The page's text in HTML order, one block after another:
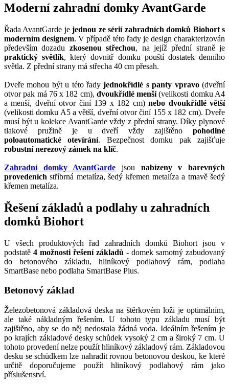
Moderní zahradní domky AvantGarde
Řada AvantGarde jejednou ze sérií zahradních domků Biohort s
moderním designem. V případě této řady je design charakterizován
především dozadu zkosenou střechou, na jejíž přední straně je
praktický světlík, který dovnitř domku pouští dostatek denního
světla. Z přední strany má střecha 40 cm přesah.
Dveře mohou být u této řadyjednokřídlé s panty vpravo(dveřní
otvor pak má 76 x 182 cm), dvoukřídlé menší(velikosti domku A4
a menší, dveřní otvor činí 139 x 182 cm)nebo dvoukřídlé větší
(velikosti domku A5 a větší, dveřní otvor činí 155 x 182 cm). Dveře
musí být u kolekce AvantGarde vždy z přední strany. Díky plynové
tlakové pružině je u dveří vždy zajištěno pohodlné
poloautomatické otevírání. Bezpečnost domku pak zajišťuje
robustní nerezový zámek na klíč.
Zahradní domky AvantGarde jsou nabízeny v barevných
provedeních stříbrná metalíza, šedý křemen metalíza a tmavě šedý
křemen metalíza.
Řešení základů a podlahy u zahradních
domků Biohort
U všech produktových řad zahradních domků Biohort jsou v
podstatě 4 možnosti řešení základů - domek samotný zabudovaný
do betonového základu, hliníkový podlahový rám, podlaha
SmartBase nebo podlaha SmartBase Plus.
Betonový základ
Železobetonová základová deska na štěrkovém loži je optimálním,
ale také nákladným řešením. U tohoto typu základu musí být
zajištěno, aby se do něj nedostala žádná voda. Ideálním řešením je
po krajích základové desky schůdek vysoký 2 cm a široký 7 cm. U
tohoto provedení nelze použít hliníkový základový rám. Základovou
desku se schůdkem lze nahradit rovnou betonovou deskou, ke které
určitě doporučujeme použít hliníkový podlahový rám jako
příslušenství.